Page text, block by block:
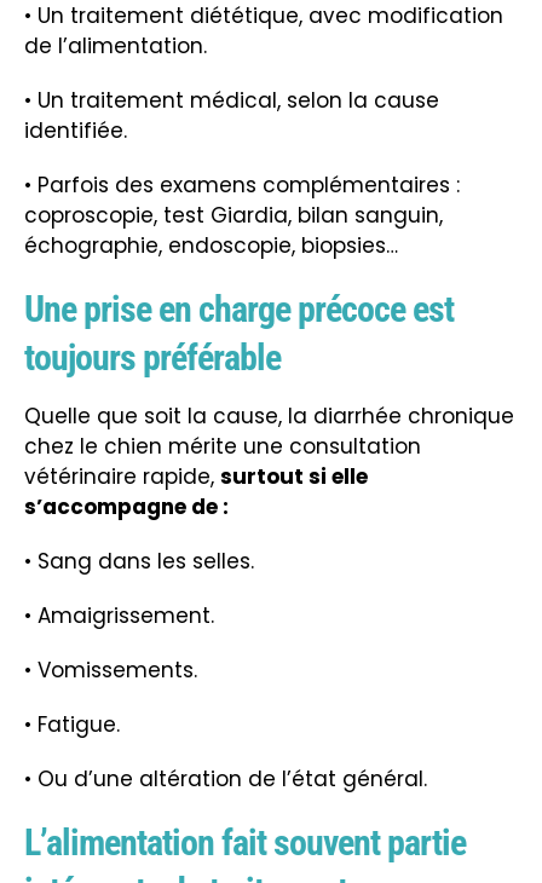
• Un traitement diététique, avec modification
de l’alimentation.
• Un traitement médical, selon la cause
identifiée.
• Parfois des examens complémentaires :
coproscopie, test Giardia, bilan sanguin,
échographie, endoscopie, biopsies…
Une prise en charge précoce est
toujours préférable
Quelle que soit la cause, la diarrhée chronique
chez le chien mérite une consultation
vétérinaire rapide, surtout si elle
s’accompagne de :
• Sang dans les selles.
• Amaigrissement.
• Vomissements.
• Fatigue.
• Ou d’une altération de l’état général.
L’alimentation fait souvent partie